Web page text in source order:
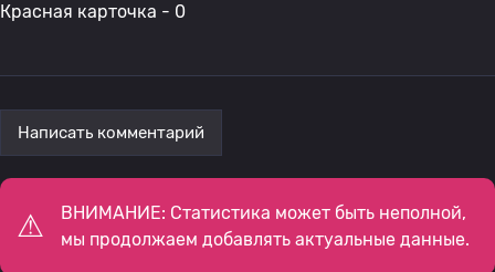
Красная карточка - 0
Написать комментарий
ВНИМАНИЕ: Статистика может быть неполной,
мы продолжаем добавлять актуальные данные.